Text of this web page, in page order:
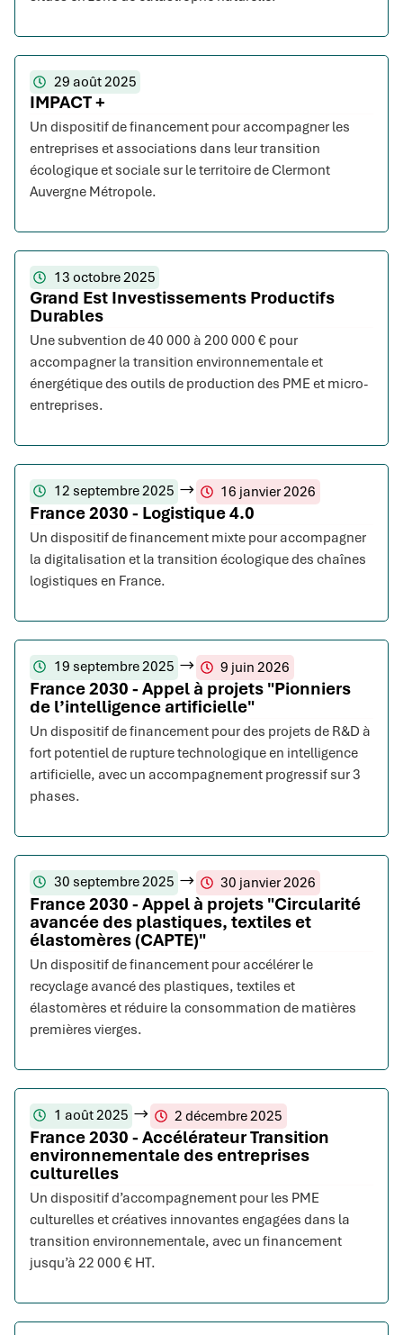
29 août 2025
IMPACT +
Un dispositif de financement pour accompagner les
entreprises et associations dans leur transition
écologique et sociale sur le territoire de Clermont
Auvergne Métropole.
13 octobre 2025
Grand Est Investissements Productifs
Durables
Une subvention de 40 000 à 200 000 € pour
accompagner la transition environnementale et
énergétique des outils de production des PME et micro-
entreprises.
12 septembre 2025 16 janvier 2026
France 2030 - Logistique 4.0
Un dispositif de financement mixte pour accompagner
la digitalisation et la transition écologique des chaînes
logistiques en France.
19 septembre 2025 9 juin 2026
France 2030 - Appel à projets "Pionniers
de l’intelligence artificielle"
Un dispositif de financement pour des projets de R&D à
fort potentiel de rupture technologique en intelligence
artificielle, avec un accompagnement progressif sur 3
phases.
30 septembre 2025 30 janvier 2026
France 2030 - Appel à projets "Circularité
avancée des plastiques, textiles et
élastomères (CAPTE)"
Un dispositif de financement pour accélérer le
recyclage avancé des plastiques, textiles et
élastomères et réduire la consommation de matières
premières vierges.
1 août 2025 2 décembre 2025
France 2030 - Accélérateur Transition
environnementale des entreprises
culturelles
Un dispositif d’accompagnement pour les PME
culturelles et créatives innovantes engagées dans la
transition environnementale, avec un financement
jusqu’à 22 000 € HT.